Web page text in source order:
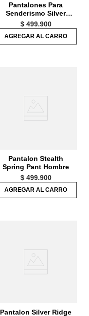
Pantalones Para
Senderismo Silver
Ridge Convert Para
Hombre
$ 499.900
AGREGAR AL CARRO
Pantalon Stealth
Spring Pant Hombre
$ 499.900
AGREGAR AL CARRO
Pantalon Silver Ridge